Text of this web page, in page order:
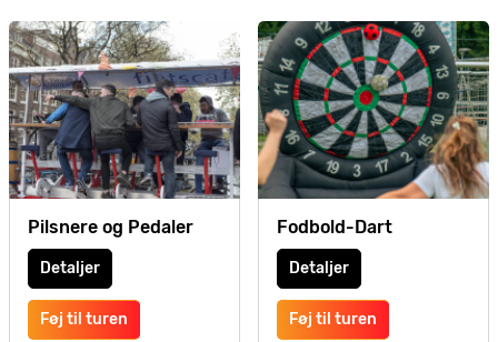
Pilsnere og Pedaler
Detaljer
Føj til turen
Fodbold-Dart
Detaljer
Føj til turen